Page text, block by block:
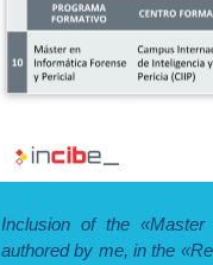
Inclusion of the
authored by me, in the